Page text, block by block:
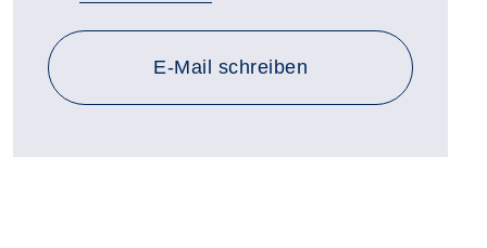
E-Mail schreiben